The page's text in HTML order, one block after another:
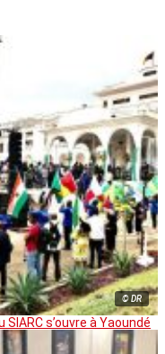
© DR
SIARC s’ouvre à Yaoundé